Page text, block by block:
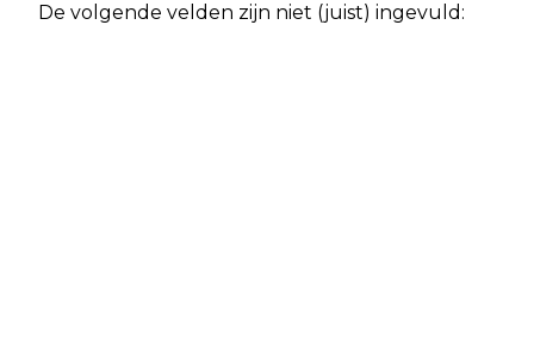
De volgende velden zijn niet (juist) ingevuld: